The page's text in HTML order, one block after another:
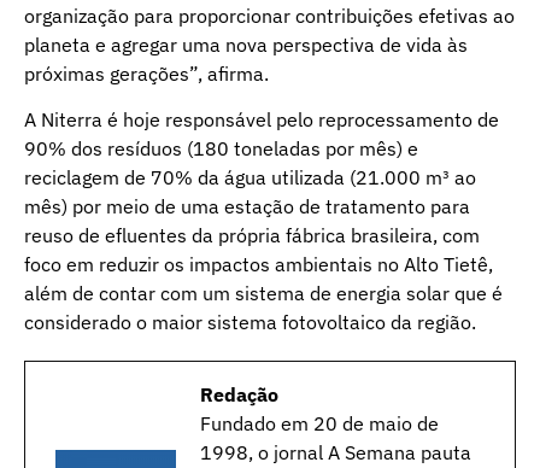
organização para proporcionar contribuições efetivas ao
planeta e agregar uma nova perspectiva de vida às
próximas gerações”, afirma.
A Niterra é hoje responsável pelo reprocessamento de
90% dos resíduos (180 toneladas por mês) e
reciclagem de 70% da água utilizada (21.000 m³ ao
mês) por meio de uma estação de tratamento para
reuso de efluentes da própria fábrica brasileira, com
foco em reduzir os impactos ambientais no Alto Tietê,
além de contar com um sistema de energia solar que é
considerado o maior sistema fotovoltaico da região.
Redação
Fundado em 20 de maio de
1998, o jornal A Semana pauta